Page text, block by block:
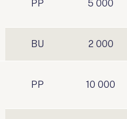
PP 5 000
BU 2 000
PP 10 000